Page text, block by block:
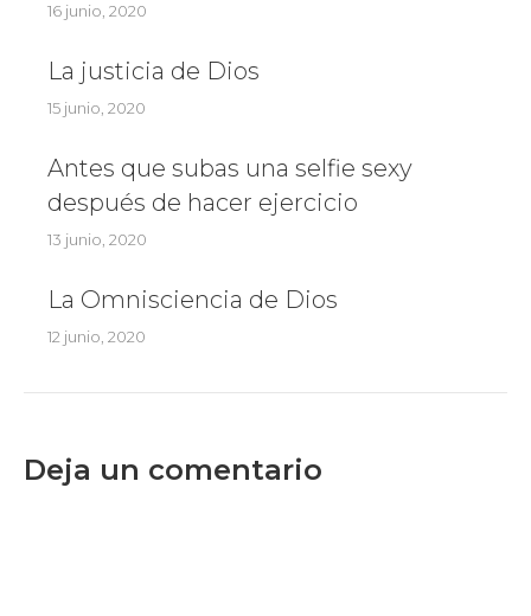
16 junio, 2020
La justicia de Dios
15 junio, 2020
Antes que subas una selfie sexy
después de hacer ejercicio
13 junio, 2020
La Omnisciencia de Dios
12 junio, 2020
Deja un comentario